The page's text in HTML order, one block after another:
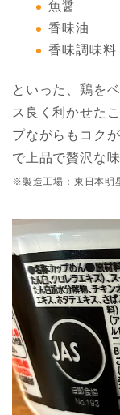
魚醤
香味油
香味調味料
といった、鶏を
ス良く利かせた
プながらもコク
で上品で贅沢な
※製造工場：東日本明